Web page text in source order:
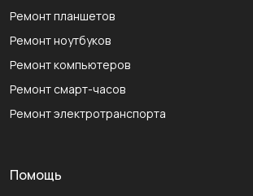
Ремонт планшетов
Ремонт ноутбуков
Ремонт компьютеров
Ремонт смарт-часов
Ремонт электротранспорта
Помощь